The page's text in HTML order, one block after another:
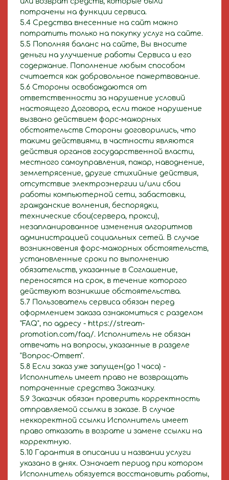
потрачены на функции сервиса.
5.4 Средства внесенные на сайт можно
потратить только на покупку услуг на сайте.
5.5 Пополняя баланс на сайте, Вы вносите
деньги на улучшение работы Сервиса и его
содержание. Пополнение любым способом
считается как добровольное пожертвование.
5.6 Стороны освобождаются от
ответственности за нарушение условий
настоящего Договора, если такое нарушение
вызвано действием форс-мажорных
обстоятельств Стороны договорились, что
такими действиями, в частности являются
действия органов государственной власти,
местного самоуправления, пожар, наводнение,
землетрясение, другие стихийные действия,
отсутствие электроэнергии и/или сбои
работы компьютерной сети, забастовки,
гражданские волнения, беспорядки,
технические сбои(сервера, прокси),
незапланированное изменения алгоритмов
администрацией социальных сетей. В случае
возникновения форс-мажорных обстоятельств,
установленные сроки по выполнению
обязательств, указанные в Соглашение,
переносятся на срок, в течение которого
действуют возникшие обстоятельства.
5.7 Пользователь сервиса обязан перед
оформлением заказа ознакомиться с разделом
"FAQ", по адресу - https://stream-
promotion.com/faq/. Исполнитель не обязан
отвечать на вопросы, указанные в разделе
"Вопрос-Ответ".
5.8 Если заказ уже запущен(до 1 часа) -
Исполнитель имеет право не возвращать
потраченные средства Заказчику.
5.9 Заказчик обязан проверить корректность
отправляемой ссылки в заказе. В случае
неккоректной ссылки Исполнитель имеет
право отказать в возрате и замене ссылки на
корректную.
5.10 Гарантия в описании и названии услуги
указано в днях. Означает период при котором
Исполнитель обязуется восстановить работы,